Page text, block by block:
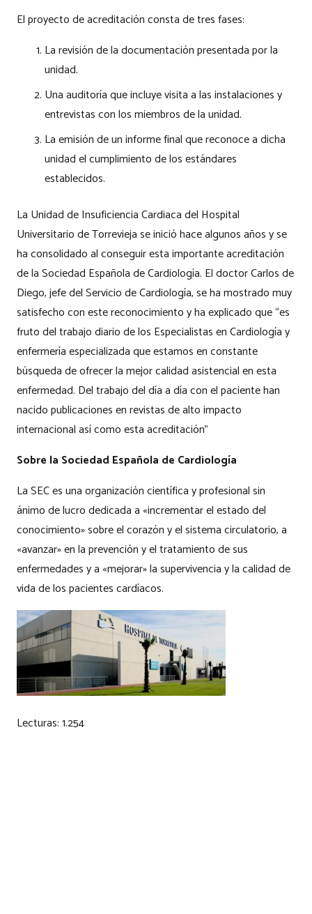
El proyecto de acreditación consta de tres fases:
La revisión de la documentación presentada por la
unidad.
Una auditoría que incluye visita a las instalaciones y
entrevistas con los miembros de la unidad.
La emisión de un informe final que reconoce a dicha
unidad el cumplimiento de los estándares
establecidos.
La Unidad de Insuficiencia Cardiaca del Hospital
Universitario de Torrevieja se inició hace algunos años y se
ha consolidado al conseguir esta importante acreditación
de la Sociedad Española de Cardiología. El doctor Carlos de
Diego, jefe del Servicio de Cardiología, se ha mostrado muy
satisfecho con este reconocimiento y ha explicado que “es
fruto del trabajo diario de los Especialistas en Cardiología y
enfermería especializada que estamos en constante
búsqueda de ofrecer la mejor calidad asistencial en esta
enfermedad. Del trabajo del día a día con el paciente han
nacido publicaciones en revistas de alto impacto
internacional así como esta acreditación”
Sobre la Sociedad Española de Cardiología
La SEC es una organización científica y profesional sin
ánimo de lucro dedicada a «incrementar el estado del
conocimiento» sobre el corazón y el sistema circulatorio, a
«avanzar» en la prevención y el tratamiento de sus
enfermedades y a «mejorar» la supervivencia y la calidad de
vida de los pacientes cardíacos.
Lecturas:1.254